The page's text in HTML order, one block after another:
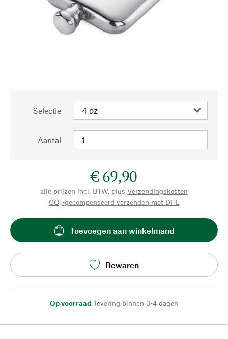
Selectie
Aantal
€ 69,90
alle prijzen incl. BTW, plus Verzendingskosten
CO₂-gecompenseerd verzenden met DHL
Toevoegen aan winkelmand
Bewaren
Op voorraad, levering binnen 3-4 dagen